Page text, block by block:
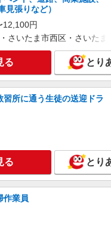
見張りなど）
12,100円
さいたま市西区・さいた
る とり
習所に通う生徒の送迎ドラ
る とり
作業員